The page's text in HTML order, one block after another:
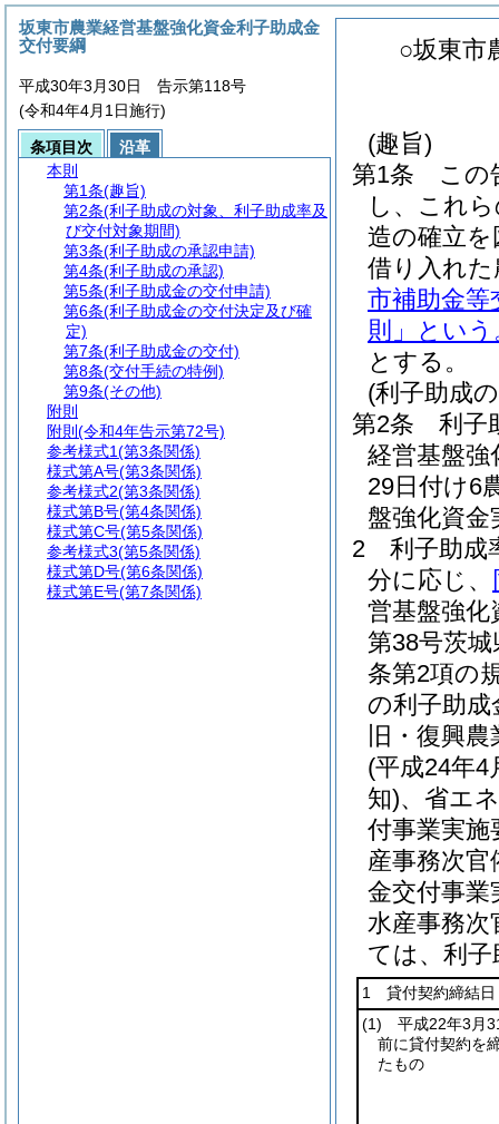
○坂東市
(趣旨)
第1条
この
し、これ
造の確立
借り入れ
市補助金等
則」という
とする。
(利子助成
第2条
利子
経営基盤強
29日付け6
盤強化資
2
利子助成
分に応じ、
営基盤強化
第38号茨
条第2項の
の利子助
旧・復興
(平成24年4
知)、省エ
付事業実施
産事務次官
金交付事業
水産事務次
ては、利
1 貸付契約締結日
(1) 平成22年3月
前に貸付契約を
たもの
坂東市農業経営基盤強化資金利子助成金
交付要綱
平成30年3月30日 告示第118号
(令和4年4月1日施行)
条項目次
沿革
本則
第1条(趣旨)
第2条(利子助成の対象、利子助成率及
び交付対象期間)
第3条(利子助成の承認申請)
第4条(利子助成の承認)
第5条(利子助成金の交付申請)
第6条(利子助成金の交付決定及び確
定)
第7条(利子助成金の交付)
第8条(交付手続の特例)
第9条(その他)
附則
附則 (令和4年告示第72号)
参考様式1(第3条関係)
様式第A号(第3条関係)
参考様式2(第3条関係)
様式第B号(第4条関係)
様式第C号(第5条関係)
参考様式3(第5条関係)
様式第D号(第6条関係)
様式第E号(第7条関係)